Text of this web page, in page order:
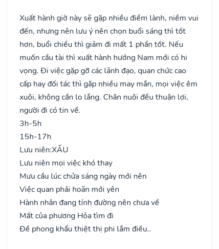
Xuất hành giờ này sẽ gặp nhiều điềm lành, niềm vui
đến, nhưng nên lưu ý nên chọn buổi sáng thì tốt
hơn, buổi chiều thì giảm đi mất 1 phần tốt. Nếu
muốn cầu tài thì xuất hành hướng Nam mới có hi
vọng. Đi việc gặp gỡ các lãnh đạo, quan chức cao
cấp hay đối tác thì gặp nhiều may mắn, mọi việc êm
xuôi, không cần lo lắng. Chăn nuôi đều thuận lợi,
người đi có tin về.
3h-5h
15h-17h
Lưu niên:XẤU
Lưu niên mọi việc khó thay
Mưu cầu lúc chửa sáng ngày mới nên
Việc quan phải hoãn mới yên
Hành nhân đang tính đường nên chưa về
Mất của phương Hỏa tìm đi
Đề phong khẩu thiệt thị phi lắm điều..